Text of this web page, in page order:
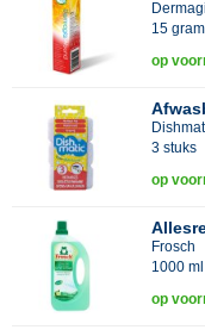
15 gram
op
3 stuks
op
Frosch
1000 ml
op